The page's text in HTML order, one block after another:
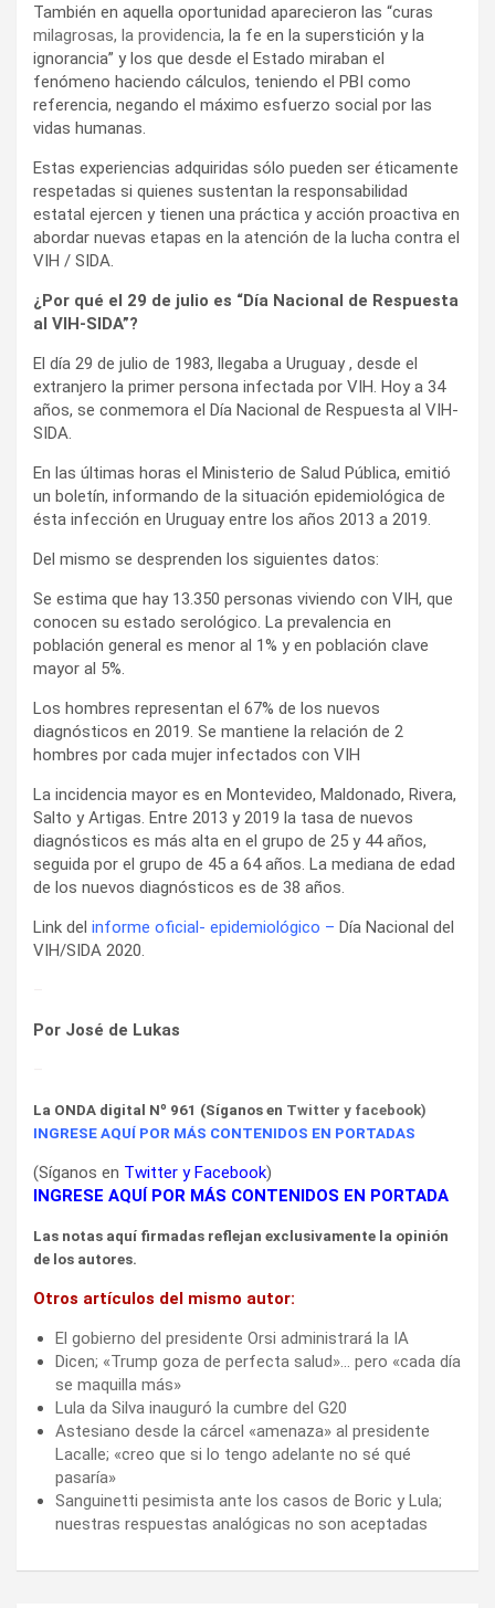
También en aquella oportunidad aparecieron las “curas
milagrosas, la providencia, la fe en la superstición y la
ignorancia” y los que desde el Estado miraban el
fenómeno haciendo cálculos, teniendo el PBI como
referencia, negando el máximo esfuerzo social por las
vidas humanas.
Estas experiencias adquiridas sólo pueden ser éticamente
respetadas si quienes sustentan la responsabilidad
estatal ejercen y tienen una práctica y acción proactiva en
abordar nuevas etapas en la atención de la lucha contra el
VIH / SIDA.
¿Por qué el 29 de julio es “Día Nacional de Respuesta
al VIH-SIDA”?
El día 29 de julio de 1983, llegaba a Uruguay , desde el
extranjero la primer persona infectada por VIH. Hoy a 34
años, se conmemora el Día Nacional de Respuesta al VIH-
SIDA.
En las últimas horas el Ministerio de Salud Pública, emitió
un boletín, informando de la situación epidemiológica de
ésta infección en Uruguay entre los años 2013 a 2019.
Del mismo se desprenden los siguientes datos:
Se estima que hay 13.350 personas viviendo con VIH, que
conocen su estado serológico. La prevalencia en
población general es menor al 1% y en población clave
mayor al 5%.
Los hombres representan el 67% de los nuevos
diagnósticos en 2019. Se mantiene la relación de 2
hombres por cada mujer infectados con VIH
La incidencia mayor es en Montevideo, Maldonado, Rivera,
Salto y Artigas. Entre 2013 y 2019 la tasa de nuevos
diagnósticos es más alta en el grupo de 25 y 44 años,
seguida por el grupo de 45 a 64 años. La mediana de edad
de los nuevos diagnósticos es de 38 años.
Link del informe oficial- epidemiológico – Día Nacional del
VIH/SIDA 2020.
Por José de Lukas
La ONDA digital Nº 961 (Síganos en Twitter y facebook)
INGRESE AQUÍ POR MÁS CONTENIDOS EN PORTADAS
(Síganos en Twitter yFacebook)
INGRESE AQUÍ POR MÁS CONTENIDOS EN PORTADA
Las notas aquí firmadas reflejan exclusivamente la opinión
de los autores.
Otros artículos del mismo autor:
El gobierno del presidente Orsi administrará la IA
Dicen; «Trump goza de perfecta salud»… pero «cada día
se maquilla más»
Lula da Silva inauguró la cumbre del G20
Astesiano desde la cárcel «amenaza» al presidente
Lacalle; «creo que si lo tengo adelante no sé qué
pasaría»
Sanguinetti pesimista ante los casos de Boric y Lula;
nuestras respuestas analógicas no son aceptadas